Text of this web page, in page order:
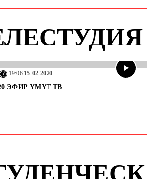
19:06 15-02-2020
ЭФИР ҮМҮТ ТВ